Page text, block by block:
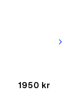
1950 kr
arrow_forward_ios